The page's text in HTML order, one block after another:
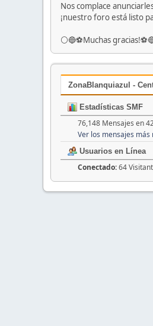
Nos complace
¡nuestro foro está listo
⚪️🔵⚽️Muchas
ZonaBlanquiazul -
Estadísticas SMF
76,148 Mensajes en
Ver los mensajes
Usuarios en Línea
Conectado:64